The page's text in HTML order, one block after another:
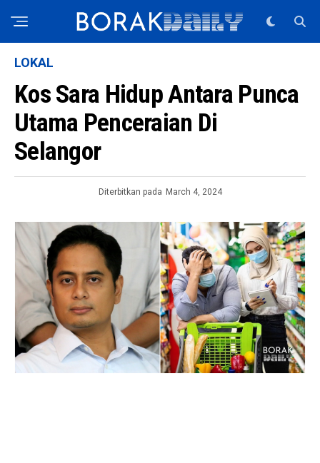
LOKAL
Kos Sara Hidup Antara Punca
Utama Penceraian Di
Selangor
Diterbitkan pada March 4, 2024